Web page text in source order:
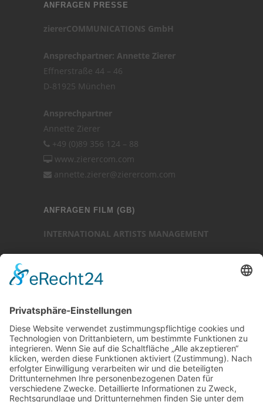
ANFRAGEN PRESSE
ziererCOMMUNICATIONS GmbH
Ansprechpartner: Annette Zierer
Effnerstraße 44 – 46
D-81925 München
Ansprechpartner
Annette Zierer
+49 (0)89 356 124 – 88
www.zierercom.com
annette.zierer@zierercom.com
ANFRAGEN FILM (GB)
INTERNATIONAL ARTISTS MANAGEMENT
25-27 Heath Street
London NW3 6TR (GB)
Ansprechpartner
Luc Chaudhary
+44 (0)20 7794 3705
www.internationalartistsmanagement.co.uk